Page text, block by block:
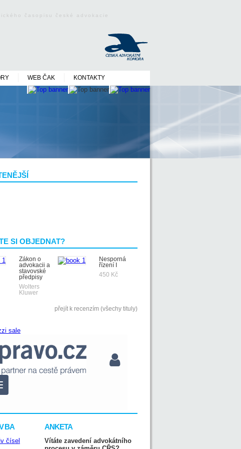
časopisu české advokacie
WEB ČAK KONTAKTY
SI OBJEDNAT?
Zákon o
advokacii a
stavovské
předpisy
Wolters
Kluwer
Nesporná
řízení I
450 Kč
přejít k recenzím (všechy tituly)
BA ANKETA
Vítáte zavedení advokátního